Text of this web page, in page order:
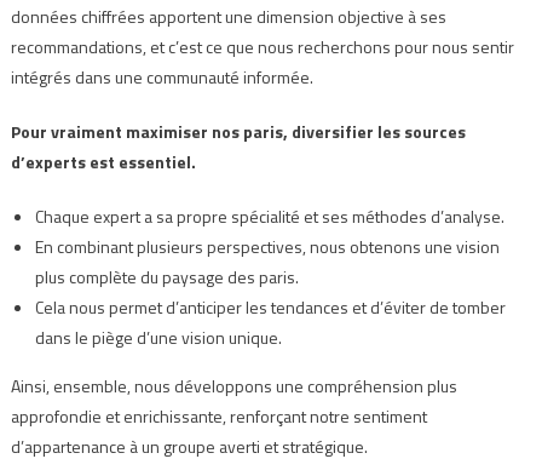
données chiffrées apportent une dimension objective à ses
recommandations, et c’est ce que nous recherchons pour nous sentir
intégrés dans une communauté informée.
Pour vraiment maximiser nos paris, diversifier les sources
d’experts est essentiel.
Chaque expert a sa propre spécialité et ses méthodes d’analyse.
En combinant plusieurs perspectives, nous obtenons une vision
plus complète du paysage des paris.
Cela nous permet d’anticiper les tendances et d’éviter de tomber
dans le piège d’une vision unique.
Ainsi, ensemble, nous développons une compréhension plus
approfondie et enrichissante, renforçant notre sentiment
d’appartenance à un groupe averti et stratégique.